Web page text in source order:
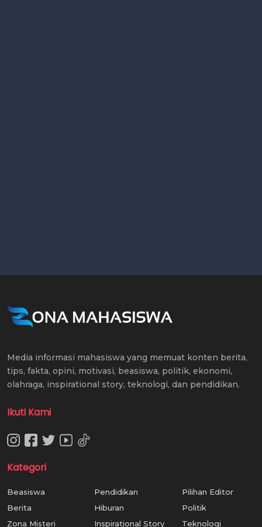
Media informasi mahasiswa yang memuat konten berita,
tips, fakta, opini, motivasi, beasiswa, politik, ekonomi,
olahraga, inspirational story, teknologi, dan pendidikan.
Ikuti Kami
Kategori
Beasiswa
Berita
Zona Misteri
Pendidikan
Hiburan
Inspirational Story
Pilihan Editor
Politik
Teknologi